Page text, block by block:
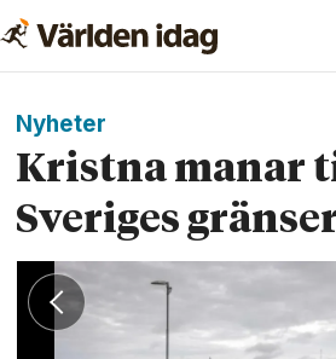
Nyheter
Kristna manar
Sveriges